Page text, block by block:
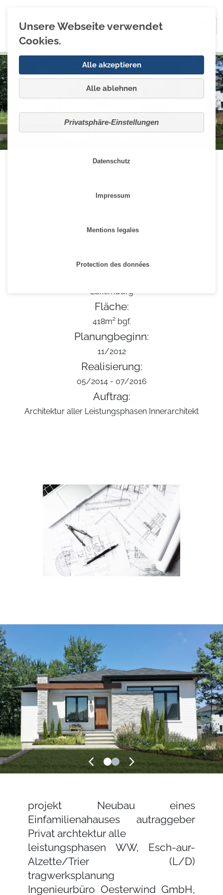
Haus H Kayl (L)
Wohnen
Haus H. Kays
Privat
Luxemburg
Fläche:
418m² bgf.
Planungbeginn:
11/2012
Realisierung:
05/2014 - 07/2016
Auftrag:
Architektur aller Leistungsphasen Innerarchitekt
Zurück Vorwärts
projekt Neubau eines
Einfamilienahauses autraggeber
Privat archtektur alle
leistungsphasen WW, Esch-aur-
Alzette/Trier (L/D)
tragwerksplanung
Ingenieurbüro Oesterwind GmbH,
Unsere Webseite verwendet
Cookies.
Alle akzeptieren
Alle ablehnen
Privatsphäre-Einstellungen
Datenschutz
Impressum
Mentions legales
Protection des données